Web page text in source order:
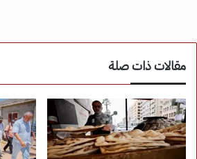
مقالات ذات صلة